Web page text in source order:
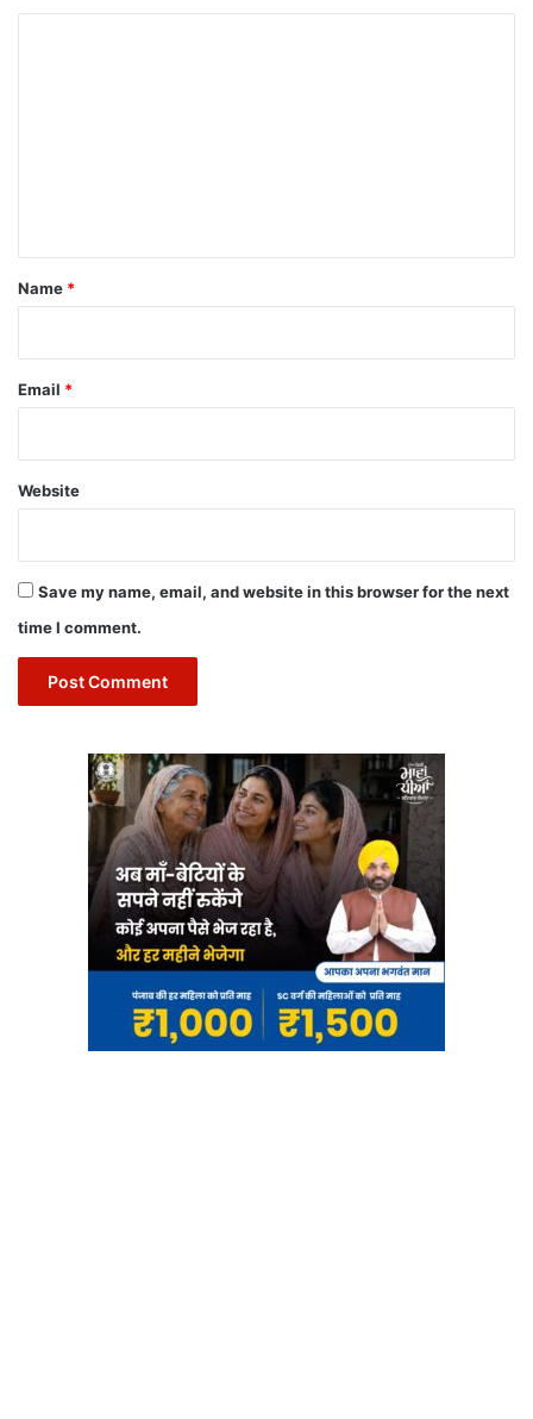
*
Name *
Email *
Website
Save my name, email, and website in this browser for the next
time I comment.